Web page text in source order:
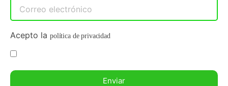
Acepto la política de privacidad
Enviar